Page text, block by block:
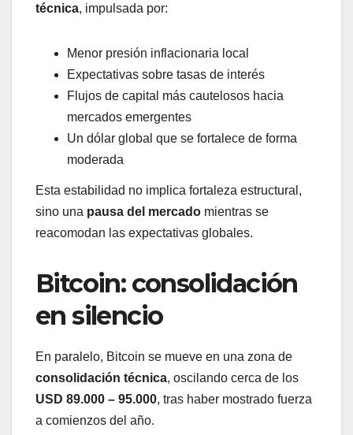
técnica, impulsada por:
Menor presión inflacionaria local
Expectativas sobre tasas de interés
Flujos de capital más cautelosos hacia
mercados emergentes
Un dólar global que se fortalece de forma
moderada
Esta estabilidad no implica fortaleza estructural,
sino una pausa del mercado mientras se
reacomodan las expectativas globales.
Bitcoin: consolidación
en silencio
En paralelo, Bitcoin se mueve en una zona de
consolidación técnica, oscilando cerca de los
USD 89.000 – 95.000, tras haber mostrado fuerza
a comienzos del año.